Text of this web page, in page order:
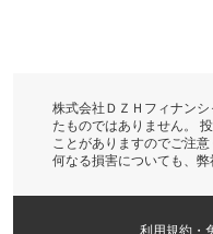
株式会社ＤＺＨフィナン
たものではありません。
ことがありますのでご注
何なる損害についても、弊
利用規約・